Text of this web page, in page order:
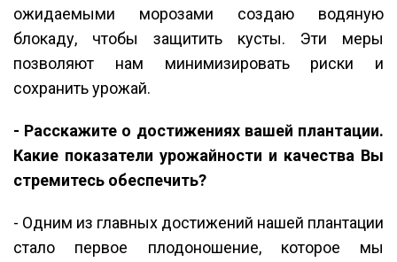
ожидаемыми морозами создаю водяную
блокаду, чтобы защитить кусты. Эти меры
позволяют нам минимизировать риски и
сохранить урожай.
- Расскажите о достижениях вашей плантации.
Какие показатели урожайности и качества Вы
стремитесь обеспечить?
- Одним из главных достижений нашей плантации
стало первое плодоношение, которое мы